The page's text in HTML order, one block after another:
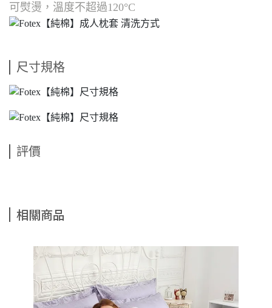
可熨燙，溫度不超過120°C
尺寸規格
評價
相關商品